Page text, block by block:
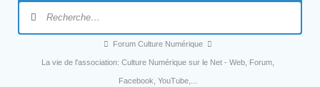
Forum Culture Numérique
La vie de l'association: Culture Numérique sur le Net - Web, Forum,
Facebook, YouTube,...